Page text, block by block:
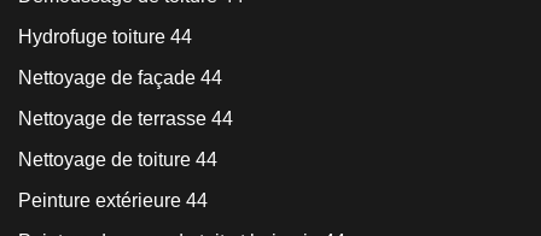
Hydrofuge toiture 44
Nettoyage de façade 44
Nettoyage de terrasse 44
Nettoyage de toiture 44
Peinture extérieure 44